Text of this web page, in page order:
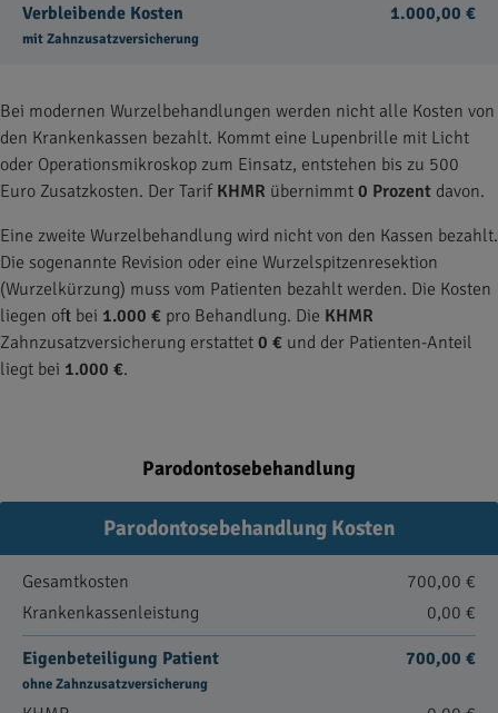
Verbleibende Kosten
mit Zahnzusatzversicherung
1.000,00 €
Bei modernen Wurzelbehandlungen werden nicht alle Kosten von
den Krankenkassen bezahlt. Kommt eine Lupenbrille mit Licht
oder Operationsmikroskop zum Einsatz, entstehen bis zu 500
Euro Zusatzkosten. Der Tarif KHMR übernimmt 0 Prozent davon.
Eine zweite Wurzelbehandlung wird nicht von den Kassen bezahlt.
Die sogenannte Revision oder eine Wurzelspitzenresektion
(Wurzelkürzung) muss vom Patienten bezahlt werden. Die Kosten
liegen oft bei 1.000 € pro Behandlung. Die KHMR
Zahnzusatzversicherung erstattet 0 € und der Patienten-Anteil
liegt bei 1.000 €.
Parodontosebehandlung
Parodontosebehandlung Kosten
Gesamtkosten
700,00 €
Krankenkassenleistung
0,00 €
Eigenbeteiligung Patient
ohne Zahnzusatzversicherung
700,00 €